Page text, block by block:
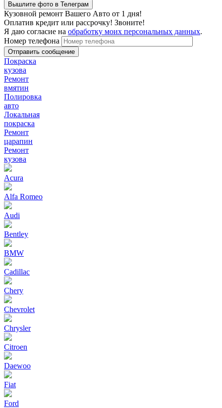
Вышлите фото в Телеграм
Кузовной ремонт Вашего Авто от 1 дня!
Оплатив кредит или рассрочку! Звоните!
Я даю согласие на обработку моих персональных данных.
Номер телефона
Покраска
кузова
Ремонт
вмятин
Полировка
авто
Локальная
покраска
Ремонт
царапин
Ремонт
кузова
Acura
Alfa Romeo
Audi
Bentley
BMW
Cadillac
Chery
Chevrolet
Chrysler
Citroen
Daewoo
Fiat
Ford